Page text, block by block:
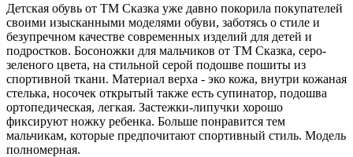
Детская обувь от ТМ Сказка уже давно покорила покупателей
своими изысканными моделями обуви, заботясь о стиле и
безупречном качестве современных изделий для детей и
подростков. Босоножки для мальчиков от ТМ Сказка, серо-
зеленого цвета, на стильной серой подошве пошиты из
спортивной ткани. Материал верха - эко кожа, внутри кожаная
стелька, носочек открытый также есть супинатор, подошва
ортопедическая, легкая. Застежки-липучки хорошо
фиксируют ножку ребенка. Больше понравится тем
мальчикам, которые предпочитают спортивный стиль. Модель
полномерная.